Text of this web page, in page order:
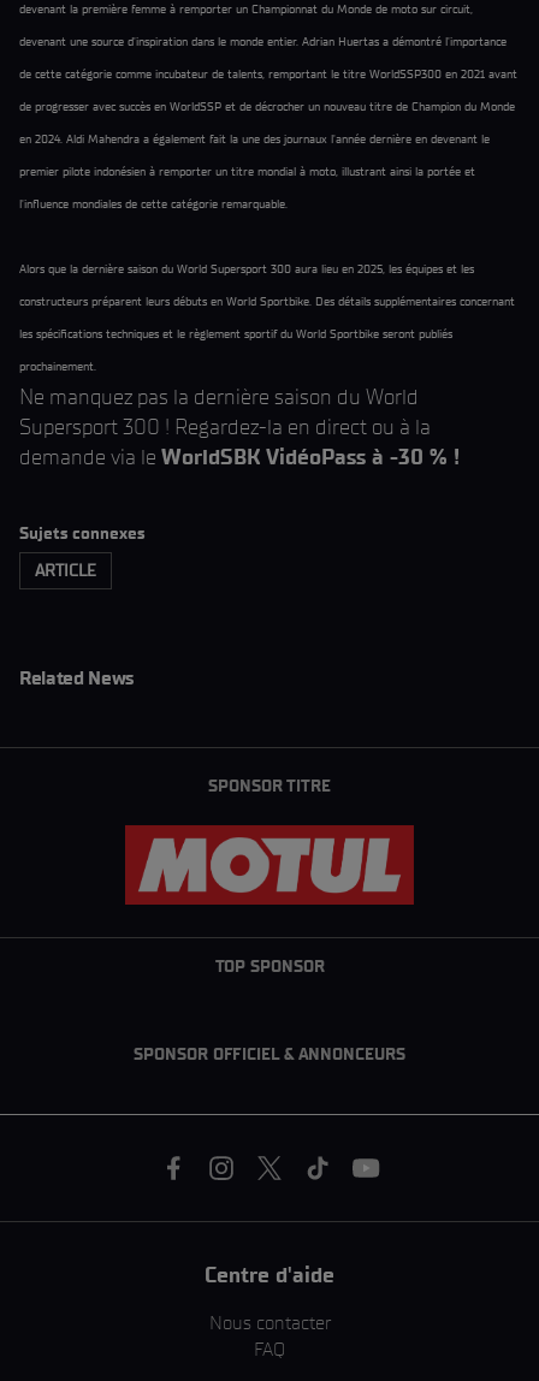
devenant la première femme à remporter un Championnat du Monde de moto sur circuit,
devenant une source d'inspiration dans le monde entier. Adrian Huertas a démontré l'importance
de cette catégorie comme incubateur de talents, remportant le titre WorldSSP300 en 2021 avant
de progresser avec succès en WorldSSP et de décrocher un nouveau titre de Champion du Monde
en 2024. Aldi Mahendra a également fait la une des journaux l'année dernière en devenant le
premier pilote indonésien à remporter un titre mondial à moto, illustrant ainsi la portée et
l'influence mondiales de cette catégorie remarquable.
Alors que la dernière saison du World Supersport 300 aura lieu en 2025, les équipes et les
constructeurs préparent leurs débuts en World Sportbike. Des détails supplémentaires concernant
les spécifications techniques et le règlement sportif du World Sportbike seront publiés
prochainement.
Ne manquez pas la dernière saison du World
Supersport 300 ! Regardez-la en direct ou à la
demande via le WorldSBK VidéoPass à -30 % !
Sujets connexes
ARTICLE
Related News
SPONSOR TITRE
TOP SPONSOR
SPONSOR OFFICIEL & ANNONCEURS
Centre d'aide
Nous contacter
FAQ